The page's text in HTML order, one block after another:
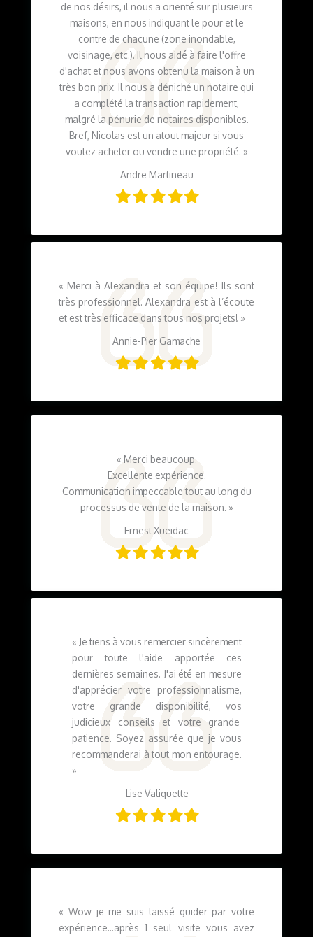
de nos désirs, il nous a orienté sur plusieurs
maisons, en nous indiquant le pour et le
contre de chacune (zone inondable,
voisinage, etc.). Il nous aidé à faire l'offre
d'achat et nous avons obtenu la maison à un
très bon prix. Il nous a déniché un notaire qui
a complété la transaction rapidement,
malgré la pénurie de notaires disponibles.
Bref, Nicolas est un atout majeur si vous
voulez acheter ou vendre une propriété. »
Andre Martineau
Filled
star
Filled
star
Filled
star
Filled
star
Filled
star
« Merci à Alexandra et son équipe! Ils sont
très professionnel. Alexandra est à l’écoute
et est très efficace dans tous nos projets! »
Annie-Pier Gamache
Filled
star
Filled
star
Filled
star
Filled
star
Filled
star
« Merci beaucoup.
Excellente expérience.
Communication impeccable tout au long du
processus de vente de la maison. »
Ernest Xueidac
Filled
star
Filled
star
Filled
star
Filled
star
Filled
star
« Je tiens à vous remercier sincèrement
pour toute l'aide apportée ces
dernières semaines. J'ai été en mesure
d'apprécier votre professionnalisme,
votre grande disponibilité, vos
judicieux conseils et votre grande
patience. Soyez assurée que je vous
recommanderai à tout mon entourage.
»
Lise Valiquette
Filled
star
Filled
star
Filled
star
Filled
star
Filled
star
« Wow je me suis laissé guider par votre
expérience...après 1 seul visite vous avez